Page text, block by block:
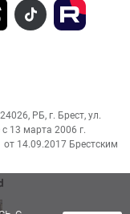
РБ, г. Брест, ул.
13 марта 2006 г.
14.09.2017 Брестским